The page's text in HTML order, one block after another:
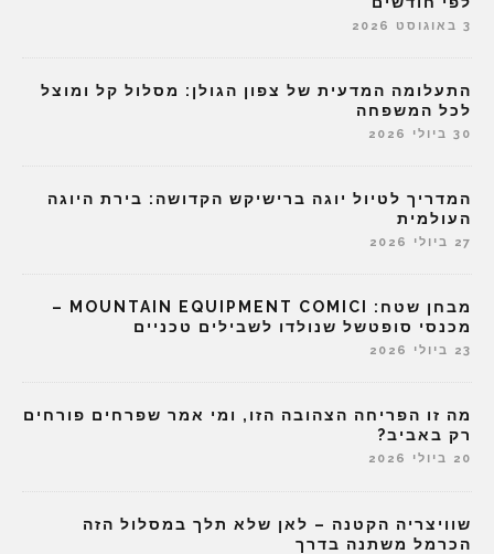
3 באוגוסט 2026
התעלומה המדעית של צפון הגולן: מסלול קל ומוצל
לכל המשפחה
30 ביולי 2026
המדריך לטיול יוגה ברישיקש הקדושה: בירת היוגה
העולמית
27 ביולי 2026
מבחן שטח: MOUNTAIN EQUIPMENT COMICI –
מכנסי סופטשל שנולדו לשבילים טכניים
23 ביולי 2026
מה זו הפריחה הצהובה הזו, ומי אמר שפרחים פורחים
רק באביב?
20 ביולי 2026
שוויצריה הקטנה – לאן שלא תלך במסלול הזה
הכרמל משתנה בדרך